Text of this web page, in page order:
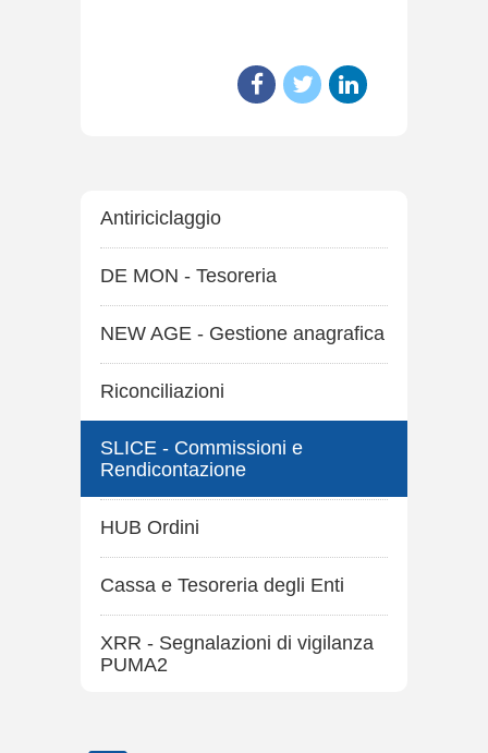
Antiriciclaggio
DE MON - Tesoreria
NEW AGE - Gestione anagrafica
Riconciliazioni
SLICE - Commissioni e
Rendicontazione
HUB Ordini
Cassa e Tesoreria degli Enti
XRR - Segnalazioni di vigilanza
PUMA2